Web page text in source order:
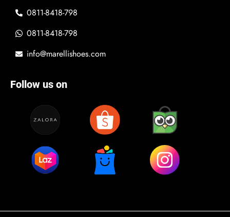
0811-8418-798
0811-8418-798
info@marellishoes.com
Follow us on